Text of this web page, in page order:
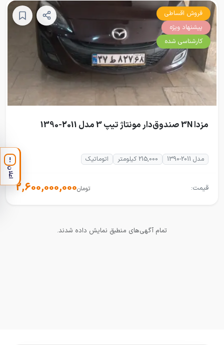
فروش اقساطی
پیشنهاد ویژه
کارشناسی شده
مزدا 3N صندوق‌دار مونتاژ تیپ 3 مدل 2011-1390
مدل 2011-1390 215,000 کیلومتر اتوماتیک
قیمت: 2,600,000,000تومان
تمام آگهی‌های منطبق نمایش داده شدند.
!
اعلان